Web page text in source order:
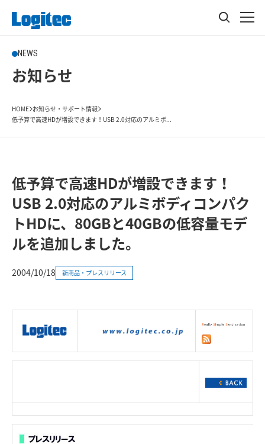
NEWS
お知らせ
HOME お知らせ・サポート情報
低予算で高速HDが増設できます！USB 2.0対応のアルミボ...
低予算で高速HDが増設できます！
USB 2.0対応のアルミボディコンパク
トHDに、80GBと40GBの低容量モデ
ルを追加しました。
2004/10/18 新商品・プレスリリース